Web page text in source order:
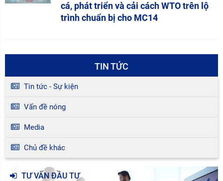
cá, phát triển và cải cách WTO trên lộ
trình chuẩn bị cho MC14
TIN TỨC
Tin tức - Sự kiện
Vấn đề nóng
Media
Chủ đề khác
TƯ VẤN ĐẦU TƯ